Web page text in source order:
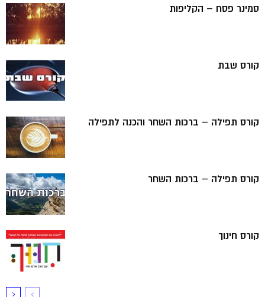
סמינר פסח – הקליפות
קורס שבת
קורס תפילה – ברכות השחר והכנה לתפילה
קורס תפילה – ברכות השחר
קורס חינוך